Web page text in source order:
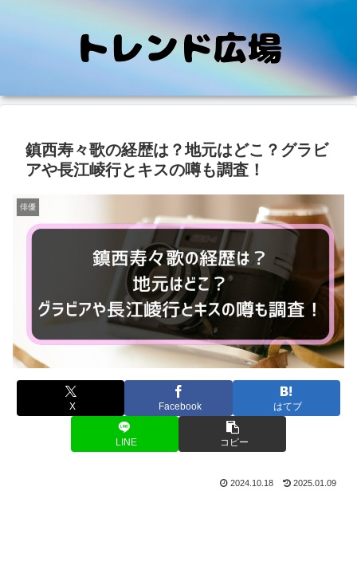
鎮西寿々歌の経歴は？地元はどこ？グラビ
アや長江崚行とキスの噂も調査！
俳優
X Facebook はてブ
LINE コピー
2024.10.18 2025.01.09